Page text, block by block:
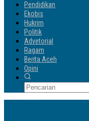
Pendidikan
Ekobis
Hukrim
Politik
Advetorial
Ragam
Berita Aceh
Opini